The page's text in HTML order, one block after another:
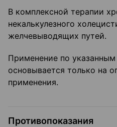
В комплексной терапии
некалькулезного
желчевыводящих путей.
Применение по указанным
основывается только на
применения.
Противопоказания